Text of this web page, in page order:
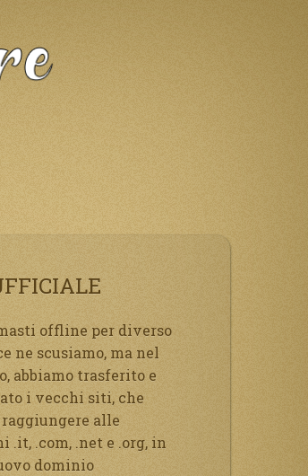
offline per diverso
ne scusiamo, ma nel
abbiamo trasferito e
i vecchi siti, che
alle
.it, .com, .net e .org, in
dominio